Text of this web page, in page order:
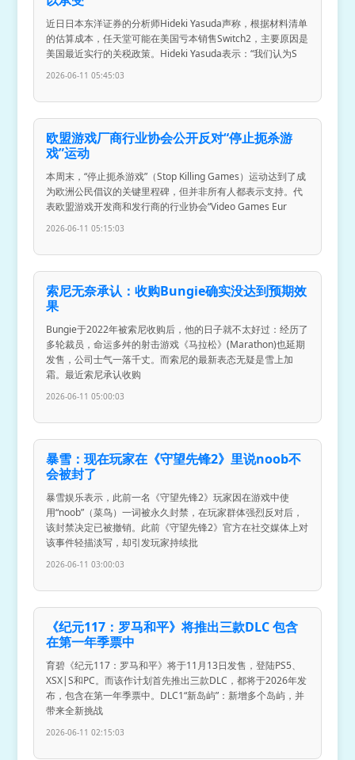
近日日本东洋证券的分析师Hideki Yasuda声称，根据材料清单
的估算成本，任天堂可能在美国亏本销售Switch2，主要原因是
美国最近实行的关税政策。Hideki Yasuda表示：“我们认为S
2026-06-11 05:45:03
欧盟游戏厂商行业协会公开反对“停止扼杀游
戏”运动
本周末，“停止扼杀游戏”（Stop Killing Games）运动达到了成
为欧洲公民倡议的关键里程碑，但并非所有人都表示支持。代
表欧盟游戏开发商和发行商的行业协会“Video Games Eur
2026-06-11 05:15:03
索尼无奈承认：收购Bungie确实没达到预期效
果
Bungie于2022年被索尼收购后，他的日子就不太好过：经历了
多轮裁员，命运多舛的射击游戏《马拉松》(Marathon)也延期
发售，公司士气一落千丈。而索尼的最新表态无疑是雪上加
霜。最近索尼承认收购
2026-06-11 05:00:03
暴雪：现在玩家在《守望先锋2》里说noob不
会被封了
暴雪娱乐表示，此前一名《守望先锋2》玩家因在游戏中使
用“noob”（菜鸟）一词被永久封禁，在玩家群体强烈反对后，
该封禁决定已被撤销。此前《守望先锋2》官方在社交媒体上对
该事件轻描淡写，却引发玩家持续批
2026-06-11 03:00:03
《纪元117：罗马和平》将推出三款DLC 包含
在第一年季票中
育碧《纪元117：罗马和平》将于11月13日发售，登陆PS5、
XSX|S和PC。而该作计划首先推出三款DLC，都将于2026年发
布，包含在第一年季票中。DLC1“新岛屿”：新增多个岛屿，并
带来全新挑战
2026-06-11 02:15:03